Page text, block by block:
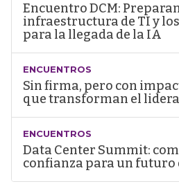
Encuentro DCM:
infraestructura de TI y
para la llegada de la IA
ENCUENTROS
Sin firma, pero con
que transforman el
ENCUENTROS
Data Center Summit:
confianza para un